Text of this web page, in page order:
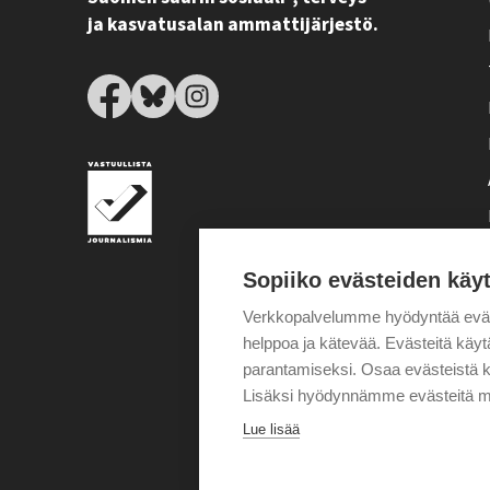
ja kasvatusalan ammattijärjestö.
Sopiiko evästeiden
Verkkopalvelumme hyödyntää
helppoa ja kätevää. Evästeitä
parantamiseksi. Osaa evästeistä
Lisäksi hyödynnämme evästeitä
Lue lisää